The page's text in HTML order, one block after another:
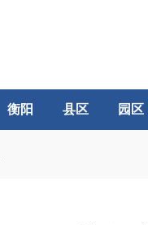
衡阳 县区 园区